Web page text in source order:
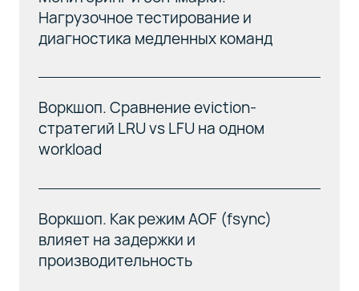
Нагрузочное тестирование и
диагностика медленных команд
Воркшоп. Сравнение eviction-
стратегий LRU vs LFU на одном
workload
Воркшоп. Как режим AOF (fsync)
влияет на задержки и
производительность